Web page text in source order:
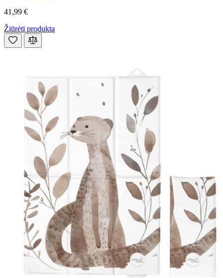
41,99 €
Žiūrėti produktą